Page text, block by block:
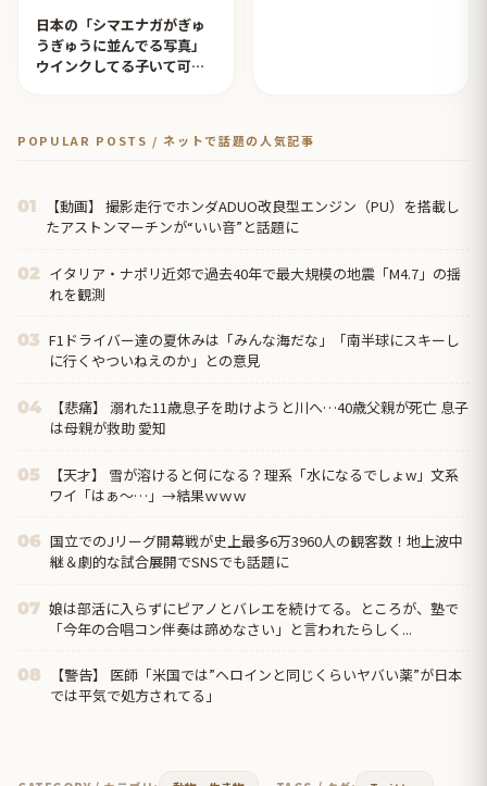
日本の「シマエナガがぎゅ
うぎゅうに並んでる写真」
ウインクしてる子いて可愛
POPULAR POSTS / ネットで話題の人気記事
01
【動画】 撮影走行でホンダADUO改良型エンジン（PU）を搭載し
たアストンマーチンが“いい音”と話題に
02 イタリア・ナポリ近郊で過去40年で最大規模の地震「M4.7」の揺
れを観測
03 F1ドライバー達の夏休みは「みんな海だな」「南半球にスキーし
に行くやついねえのか」との意見
04
【悲痛】 溺れた11歳息子を助けようと川へ…40歳父親が死亡 息子
は母親が救助 愛知
05
【天才】 雪が溶けると何になる？理系「水になるでしょw」文系
ワイ「はぁ～…」→結果ｗｗｗ
06 国立でのJリーグ開幕戦が史上最多6万3960人の観客数！地上波中
継＆劇的な試合展開でSNSでも話題に
07 娘は部活に入らずにピアノとバレエを続けてる。ところが、塾で
「今年の合唱コン伴奏は諦めなさい」と言われたらしく...
08
【警告】 医師「米国では”ヘロインと同じくらいヤバい薬”が日本
では平気で処方されてる」